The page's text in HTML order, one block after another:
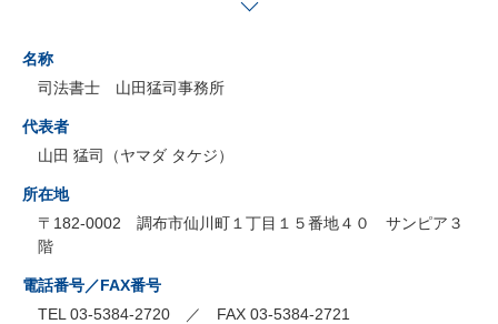
名称
司法書士 山田猛司事務所
代表者
山田 猛司（ヤマダ タケジ）
所在地
〒182-0002 調布市仙川町１丁目１５番地４０ サンピア３
階
電話番号／FAX番号
TEL 03-5384-2720 ／ FAX 03-5384-2721